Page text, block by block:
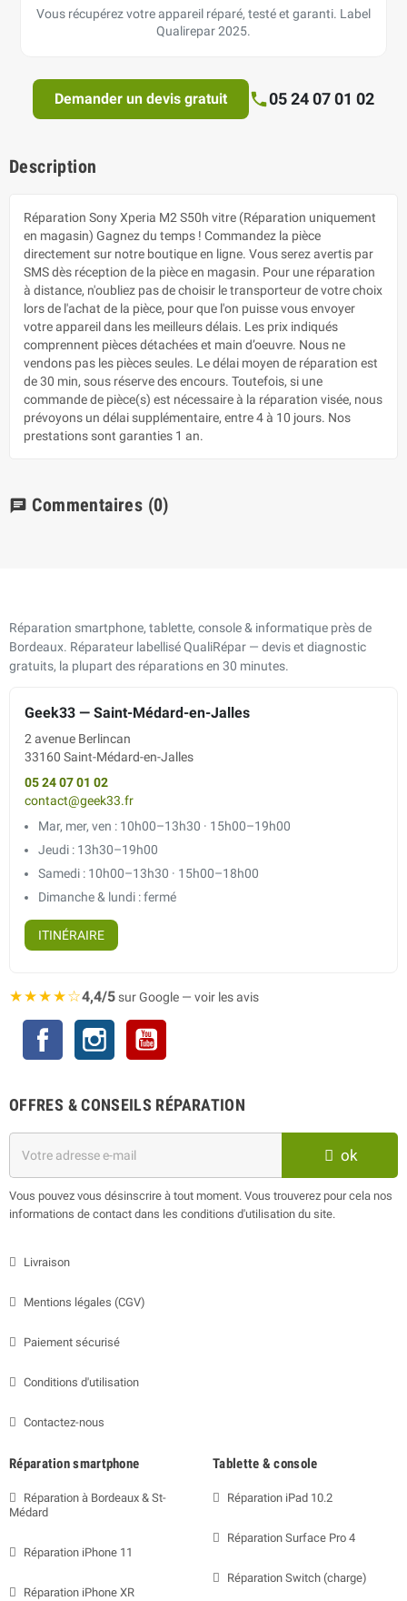
Vous récupérez votre appareil réparé, testé et garanti. Label
Qualirepar 2025.
Demander un devis gratuit 05 24 07 01 02
Description
Réparation Sony Xperia M2 S50h vitre (Réparation uniquement
en magasin) Gagnez du temps ! Commandez la pièce
directement sur notre boutique en ligne. Vous serez avertis par
SMS dès réception de la pièce en magasin. Pour une réparation
à distance, n'oubliez pas de choisir le transporteur de votre choix
lors de l'achat de la pièce, pour que l'on puisse vous envoyer
votre appareil dans les meilleurs délais. Les prix indiqués
comprennent pièces détachées et main d’oeuvre. Nous ne
vendons pas les pièces seules. Le délai moyen de réparation est
de 30 min, sous réserve des encours. Toutefois, si une
commande de pièce(s) est nécessaire à la réparation visée, nous
prévoyons un délai supplémentaire, entre 4 à 10 jours. Nos
prestations sont garanties 1 an.
chat Commentaires (0)
Réparation smartphone, tablette, console & informatique près de
Bordeaux. Réparateur labellisé QualiRépar — devis et diagnostic
gratuits, la plupart des réparations en 30 minutes.
Geek33 — Saint-Médard-en-Jalles
2 avenue Berlincan
33160 Saint-Médard-en-Jalles
05 24 07 01 02
contact@geek33.fr
Mar, mer, ven : 10h00–13h30 · 15h00–19h00
Jeudi : 13h30–19h00
Samedi : 10h00–13h30 · 15h00–18h00
Dimanche & lundi : fermé
ITINÉRAIRE
★★★★☆4,4/5sur Google — voir les avis
Facebook Instagram
OFFRES & CONSEILS RÉPARATION
ok
Vous pouvez vous désinscrire à tout moment. Vous trouverez pour cela nos
informations de contact dans les conditions d'utilisation du site.
Livraison
Mentions légales (CGV)
Paiement sécurisé
Conditions d'utilisation
Contactez-nous
Réparation smartphone
Réparation à Bordeaux & St-
Médard
Réparation iPhone 11
Réparation iPhone XR
Tablette & console
Réparation iPad 10.2
Réparation Surface Pro 4
Réparation Switch (charge)